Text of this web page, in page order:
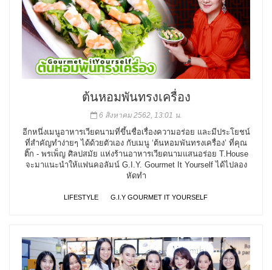
ต้นหอมพันทรงเครื่อง
6 สิงหาคม 2562, 13:01 น.
อีกหนึ่งเมนูอาหารเวียดนามที่ขึ้นชื่อเรื่องความอร่อย และมีประโยชน์
ที่สำคัญทำง่ายๆ ได้ด้วยตัวเอง กับเมนู ‘ต้นหอมพันทรงเครื่อง’ ที่คุณ
ติ๊ก - พรเพ็ญ ศิลปสมัย แห่งร้านอาหารเวียดนามแสนอร่อย T.House
จะมาแนะนำให้แฟนคอลัมน์ G.I.Y. Gourmet It Yourself ได้ไปลอง
หัดทำ
LIFESTYLE G.I.Y GOURMET IT YOURSELF